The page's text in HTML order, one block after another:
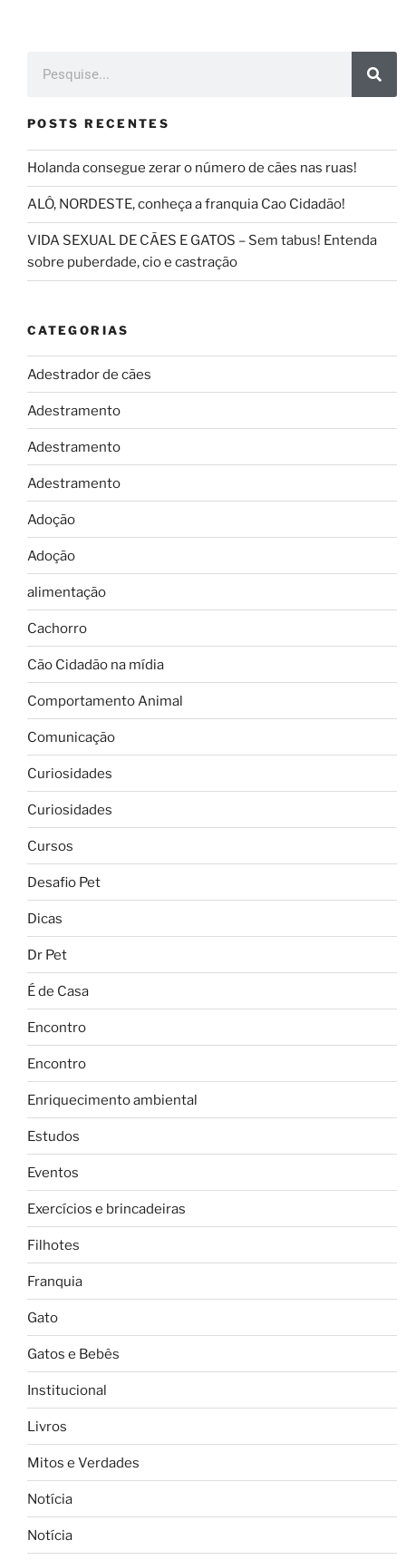
POSTS RECENTES
Holanda consegue zerar o número de cães nas ruas!
ALÔ, NORDESTE, conheça a franquia Cao Cidadão!
VIDA SEXUAL DE CÃES E GATOS – Sem tabus! Entenda
sobre puberdade, cio e castração
CATEGORIAS
Adestrador de cães
Adestramento
Adestramento
Adestramento
Adoção
Adoção
alimentação
Cachorro
Cão Cidadão na mídia
Comportamento Animal
Comunicação
Curiosidades
Curiosidades
Cursos
Desafio Pet
Dicas
Dr Pet
É de Casa
Encontro
Encontro
Enriquecimento ambiental
Estudos
Eventos
Exercícios e brincadeiras
Filhotes
Franquia
Gato
Gatos e Bebês
Institucional
Livros
Mitos e Verdades
Notícia
Notícia